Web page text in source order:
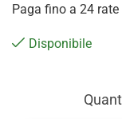
Paga fino a 24 rate
Disponibile